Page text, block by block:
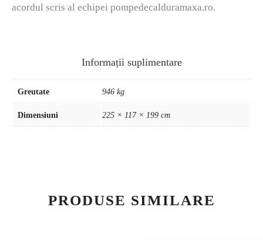
acordul scris al echipei pompedecalduramaxa.ro.
Informații suplimentare
Greutate 946 kg
Dimensiuni 225 × 117 × 199 cm
PRODUSE SIMILARE